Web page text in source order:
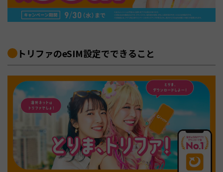
トリファのeSIM設定でできること